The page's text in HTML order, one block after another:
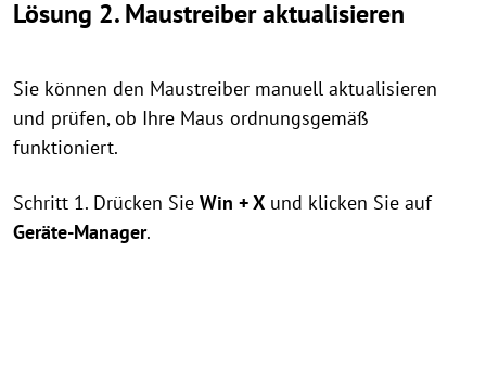
Lösung 2. Maustreiber aktualisieren
Sie können den Maustreiber manuell aktualisieren
und prüfen, ob Ihre Maus ordnungsgemäß
funktioniert.
Schritt 1. Drücken Sie Win + X und klicken Sie auf
Geräte-Manager.